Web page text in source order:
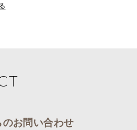
お問い合わせ